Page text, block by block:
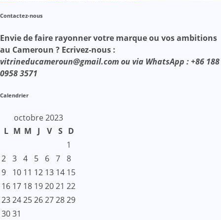
Contactez-nous
Envie de faire rayonner votre marque ou vos ambitions
au Cameroun ? Ecrivez-nous :
vitrineducameroun@gmail.com ou via WhatsApp : +86 188
0958 3571
Calendrier
octobre 2023
L M M J V S D
1
2 3 4 5 6 7 8
9
10 11 12 13 14 15
16 17 18 192021 22
23242526272829
3031